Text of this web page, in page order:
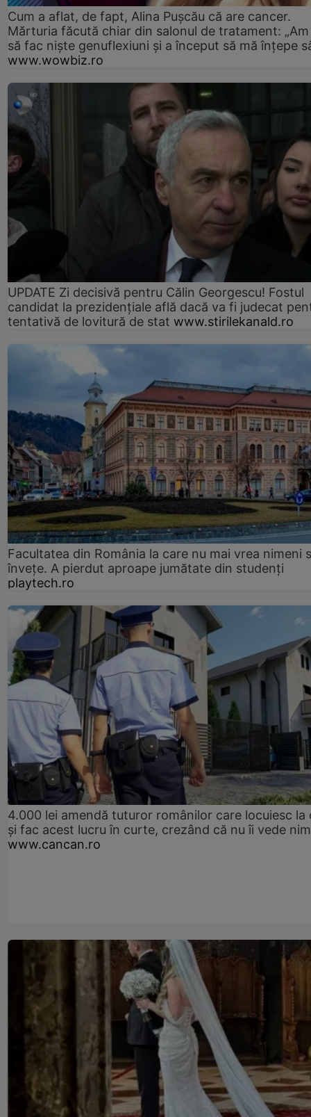
Cum a aflat, de fapt, Alina Pușcău că are cancer.
Mărturia făcută chiar din salonul de tratament:
să fac niște genuflexiuni și a început să mă înțepe
www.wowbiz.ro
UPDATE Zi decisivă pentru Călin Georgescu! Fostul
candidat la prezidențiale află dacă va fi judecat
tentativă de lovitură de stat www.stirilekanald.ro
Facultatea din România la care nu mai vrea nimeni
înveţe. A pierdut aproape jumătate din studenţi
playtech.ro
4.000 lei amendă tuturor românilor care locuiesc la
și fac acest lucru în curte, crezând că nu îi vede
www.cancan.ro